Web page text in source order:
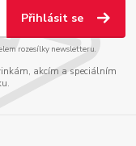
Přihlásit se
rozesílky newsletteru.
akcím a speciálním